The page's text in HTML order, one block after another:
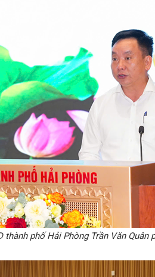
thành phố Hải Phòng Trần Văn